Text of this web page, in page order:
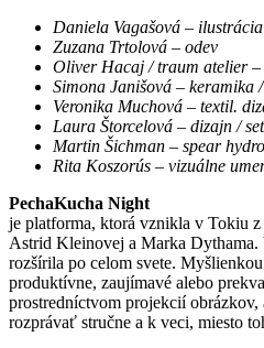
Daniela Vagašová – ilustrácia
Zuzana Trtolová – odev
Oliver Hacaj / traum atelier
Simona Janišová – keramika
Veronika Muchová – textil.
Laura Štorcelová – dizajn /
Martin Šichman – spear
Rita Koszorús – vizuálne
PechaKucha Night
je platforma, ktorá vznikla v Tokiu
Astrid Kleinovej a Marka Dythama.
rozšírila po celom svete.
produktívne, zaujímavé alebo
prostredníctvom projekcií
rozprávať stručne a k veci, miesto